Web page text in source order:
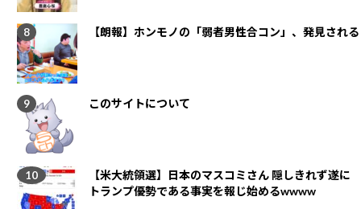
【朗報】ホンモノの「弱者男性合コン」、発見される
このサイトについて
【米大統領選】日本のマスコミさん 隠しきれず遂に
トランプ優勢である事実を報じ始めるwwww